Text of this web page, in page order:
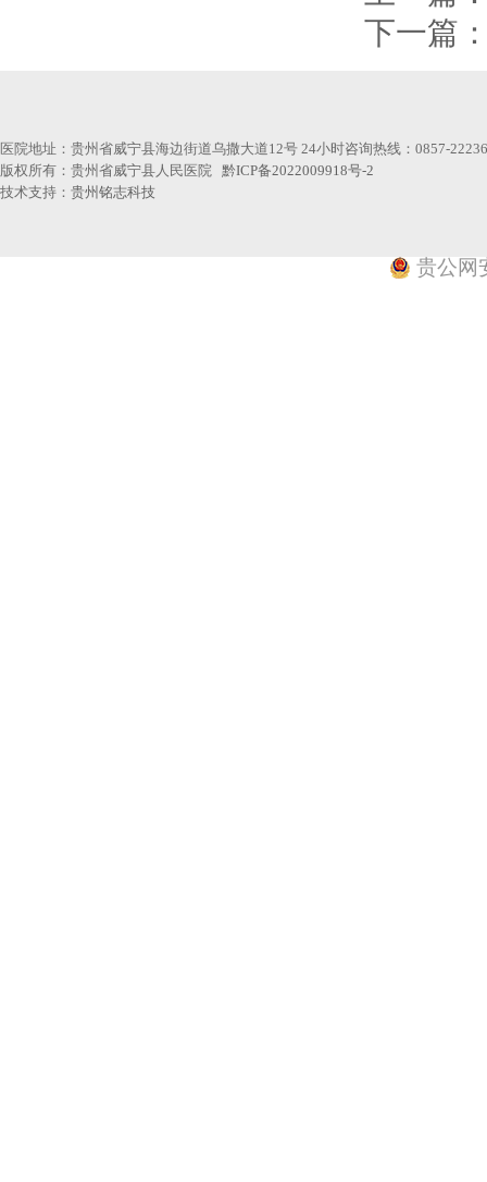
下一篇
医院地址：贵州省威宁县海边街道乌撒大道12号 24小时咨询热线：0857-
版权所有：贵州省威宁县人民医院 黔ICP备2022009918号-2
技术支持： 贵州铭志科技
贵公网